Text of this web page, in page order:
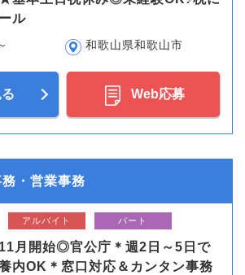
ル
和歌山県和歌山市
Web応募
・営業事務
アルバイト パート
11月開始◎官公庁＊週2日～5日で
内OK＊窓口対応＆カンタン事務